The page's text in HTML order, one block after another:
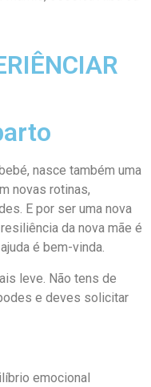
nasce também uma
novas rotinas,
E por ser uma nova
da nova mãe é
é bem-vinda.
leve. Não tens de
e deves solicitar
emocional